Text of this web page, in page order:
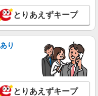
区／最寄駅：荒子駅、金山
橋」バス停スグ ≪車通勤
、ご自身で駐車場の手配を
詳細を見る
コーディネートセンタ
］イメージしやすい♪不
とりあえずキープ
り
とりあえずキープ